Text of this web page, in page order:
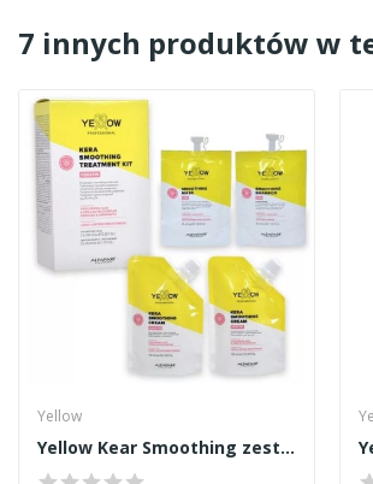
7 innych produktów w
Yellow
Yellow Kear Smoothing zestaw 2x100ml